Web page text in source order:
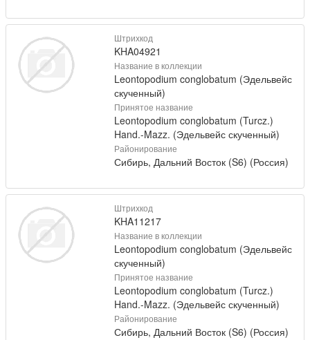
Штрихкод
KHA04921
Название в коллекции
Leontopodium conglobatum (Эдельвейс
скученный)
Принятое название
Leontopodium conglobatum (Turcz.)
Hand.-Mazz. (Эдельвейс скученный)
Районирование
Сибирь, Дальний Восток (S6) (Россия)
Штрихкод
KHA11217
Название в коллекции
Leontopodium conglobatum (Эдельвейс
скученный)
Принятое название
Leontopodium conglobatum (Turcz.)
Hand.-Mazz. (Эдельвейс скученный)
Районирование
Сибирь, Дальний Восток (S6) (Россия)